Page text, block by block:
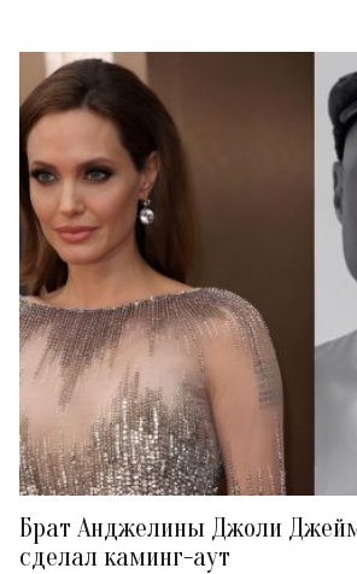
Брат Анджелины Джоли
сделал каминг-аут